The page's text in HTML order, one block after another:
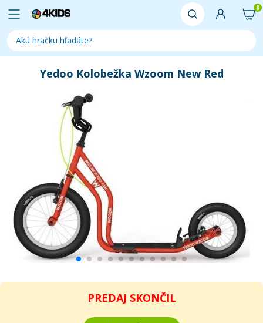
0
Yedoo Kolobežka Wzoom New Red
PREDAJ SKONČIL